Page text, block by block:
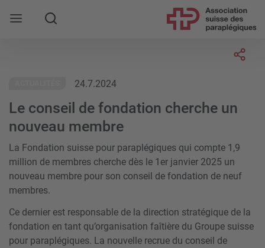
Rechercher
24.7.2024
Le conseil de fondation cherche un
nouveau membre
La Fondation suisse pour paraplégiques qui compte 1,9
million de membres cherche dès le 1er janvier 2025 un
nouveau membre pour son conseil de fondation de neuf
membres.
Ce dernier est responsable de la direction stratégique de la
fondation en tant qu’organisation faîtière du Groupe suisse
pour paraplégiques. La nouvelle recrue du conseil de